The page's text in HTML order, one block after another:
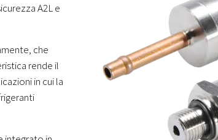
A2L e
che
rende il
in cui la